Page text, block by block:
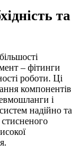
та
– фітинги
роботи. Ці
компонентів
і
надійно та
стисненого